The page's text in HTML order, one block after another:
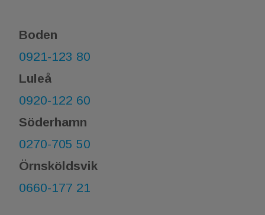
Boden
0921-123 80
Luleå
0920-122 60
Söderhamn
0270-705 50
Örnsköldsvik
0660-177 21​​​​​​​